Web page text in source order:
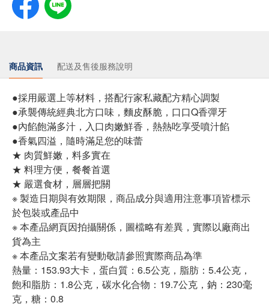
商品資訊 配送及售後服務說明
●採用嚴選上等材料，搭配行家私藏配方精心調製
●承襲傳統經典北方口味，麵皮酥脆，口口Q香彈牙
●內餡飽滿多汁，入口肉嫩鮮香，熱熱吃享受噴汁餡
●香氣四溢，隨時滿足您的味蕾
★ 肉質鮮嫩，料多實在
★ 料理方便，餐餐首選
★ 嚴選食材，層層把關
※ 製造日期與有效期限，商品成分與適用注意事項皆標示
於包裝或產品中
※ 本產品網頁因拍攝關係，圖檔略有差異，實際以廠商出
貨為主
※ 本產品文案若有變動敬請參照實際商品為準
熱量：153.93大卡，蛋白質：6.5公克，脂肪：5.4公克，
飽和脂肪：1.8公克，碳水化合物：19.7公克，鈉：230毫
克，糖：0.8